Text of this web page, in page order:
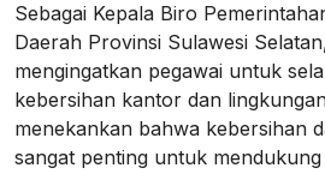
Sebagai Kepala Biro
Daerah Provinsi Sulawesi
mengingatkan pegawai untuk
kebersihan kantor dan
menekankan bahwa kebersihan
sangat penting untuk